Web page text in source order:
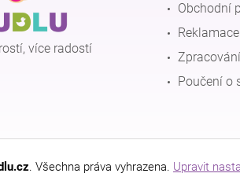
více radostí
Obchodní
Poučení o
. Všechna práva vyhrazena. Upravit